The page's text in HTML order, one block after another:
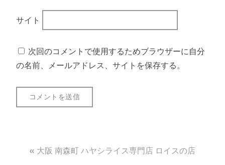
サイト
次回のコメントで使用するためブラウザーに自分
の名前、メールアドレス、サイトを保存する。
投 大阪 南森町 ハヤシライス専門店 ロイスの店